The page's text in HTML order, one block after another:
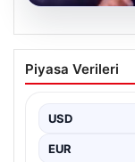
Beşiktaşlı
dansında
düzenlediği
dans
Piyasa Verileri
USD
EUR